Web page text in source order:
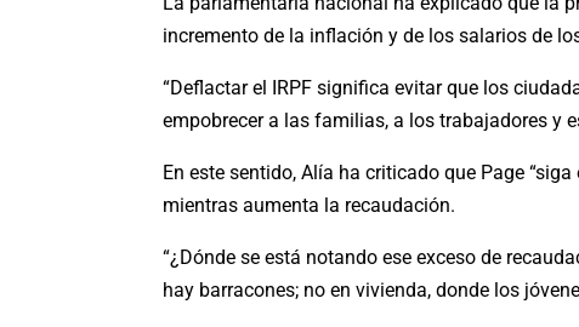
incremento de la inflación y de los salarios de
“Deflactar el IRPF significa evitar que los
empobrecer a las familias, a los trabajadores y
En este sentido, Alía ha criticado que Page
mientras aumenta la recaudación.
“¿Dónde se está notando ese exceso de
hay barracones; no en vivienda, donde los